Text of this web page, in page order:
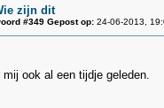
zijn dit
#349 Gepost op:24-06-2013,
mij ook al een tijdje geleden.